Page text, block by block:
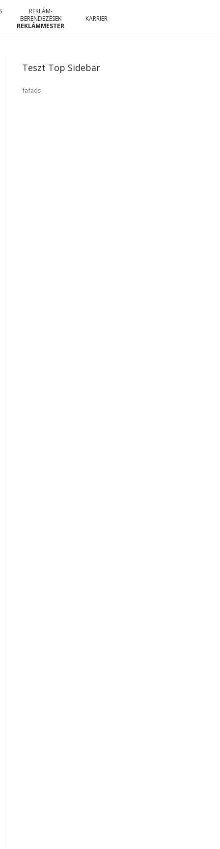
REKLÁM-
BERENDEZÉSEK
REKLÁMMESTER
KARRIER
Teszt Top Sidebar
fafads